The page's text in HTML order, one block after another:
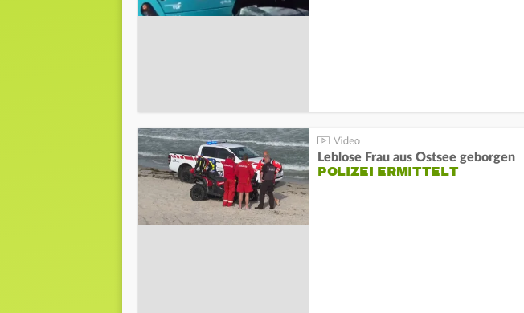
Leblose Frau aus Ostsee geborgen
POLIZEI ERMITTELT